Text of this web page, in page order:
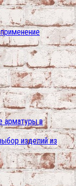
арматуры в
изделий из